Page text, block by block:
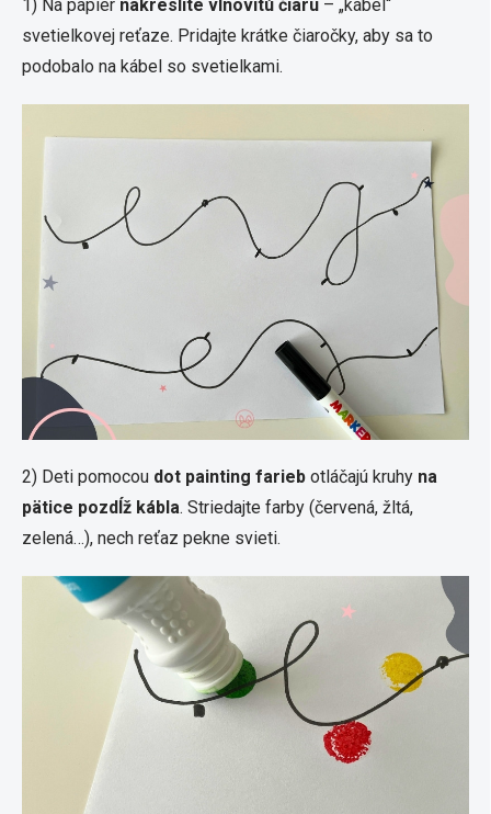
1) Na papier nakreslite vlnovitú čiaru – „kábel“
svetielkovej reťaze. Pridajte krátke čiaročky, aby sa to
podobalo na kábel so svetielkami.
2) Deti pomocou dot painting farieb otláčajú kruhy na
pätice pozdĺž kábla. Striedajte farby (červená, žltá,
zelená…), nech reťaz pekne svieti.